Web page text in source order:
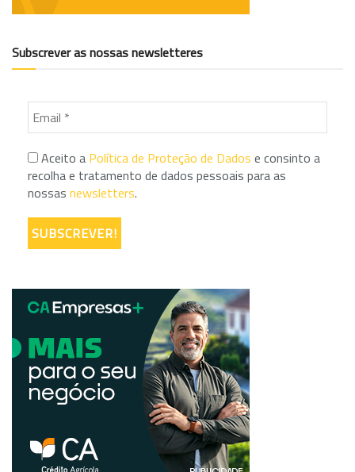
Subscrever as nossas newsletteres
Aceito a Política de Proteção de Dados e consinto a
recolha e tratamento de dados pessoais para as
nossas newsletters.